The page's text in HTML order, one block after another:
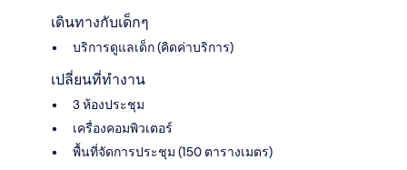
เดินทางกับเด็กๆ
บริการดูแลเด็ก (คิดค่าบริการ)
เปลี่ยนที่ทำงาน
3 ห้องประชุม
เครื่องคอมพิวเตอร์
พื้นที่จัดการประชุม (150 ตารางเมตร)